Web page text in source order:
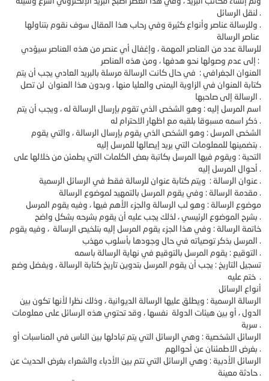
لنقل الرسائل .
وللرسالة عناصر وأنواع كثيرة وفي رحاب هذا المقال سوف نقوم بتناولها .
للرسالة عدد من العناصر المهمة ، وإغفال أي عنصر من هذه العناصر سيؤدي
إلى عدم وصولها نحو هدفها ، ومن هذه العناصر :
العنوان الجغرافي : في حال كانت الرسالة مرسلة بالبريد العادي يجب أن يتم
كتابة العنوان في الزاوية اليمنى والعليا منها ، وبدون هذا العنوان لن تصل
الرسالة إلى صاحبها .
اسم المرسل إليه : وهو الشخص الذي تقوم بإرسال الرسالة له ، ويجب أن يتم
ذكر اسمه مسبوقا بلقبه مع اظهار الاحترام له .
الشخص المرسل : وهو الشخص الذي يقوم بإرسال الرسالة ، والتي يقوم
بتضمينها للمعلومات التي يريد إيصالها للمرسل إليه .
التحية : ويقوم فيها المرسل بكاتبة بعض الكلمات التي يطمئن من خلالها على
أحوال المرسل إليه .
عنوان الرسالة : ويتم كتابة عنوان للرسالة فقط في الرسائل الرسمية .
مقدمة الرسالة : وفي يقوم المرسل بالتمهيد لموضوع الرسالة .
موضوع الرسالة : وهو لب الرسالة والجزء الأهم فيها ، وفيه يقوم المرسل
بشرح الموضوع الرئيسي ، لذلك يجب عليه أن يقوم بشرحه بشكل واضح .
خاتمة الرسالة : وفي هذا الجزء يقوم المرسل إليه بتلخيص الرسالة ، وفيه يقوم
المرسل بذكر توصياته في حال وجودها بأسلوب مهذب .
التوقيع : يقوم المرسل بالتوقيع في نهاية الرسالة باسمه .
تسجيل التاريخ : يجب أن يقوم المرسل بتدوين تاريخ كتابة الرسالة ، ويفضل وضع
ختم عليه .
أنواع الرسائل
الرسالة الرسمية : ويطلق عليها الرسالة الديوانية ، وذلك نظرا لأنها تكون بين
الدول ، أو بين هيئات الدولة نفسها ، وقد تحتوي هذه الرسائل على معلومات
سرية .
الرسائل الشخصية : وهي الرسائل التي يتم تبادلها بين الناس في المناسبات أو
بغرض الاطمئنان عن أحوالهم .
الرسائل الأدبية : وهي الرسائل التي تتم بين الأدباء والشعراء بغرض الحديث عن
حادثة معينة .